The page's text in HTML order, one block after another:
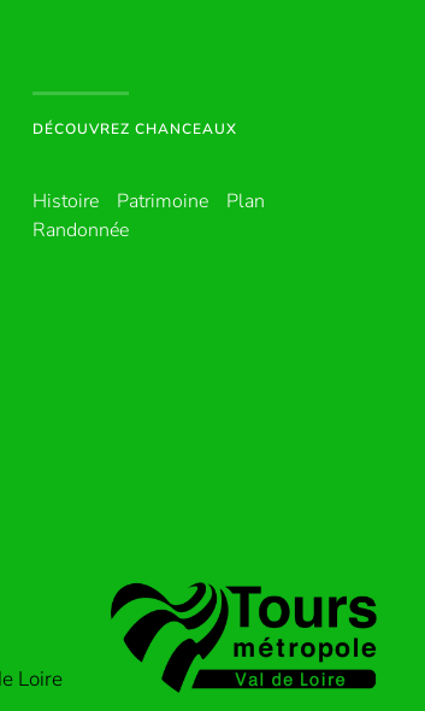
DÉCOUVREZ CHANCEAUX
Histoire Patrimoine
Plan
Randonnée
Loire